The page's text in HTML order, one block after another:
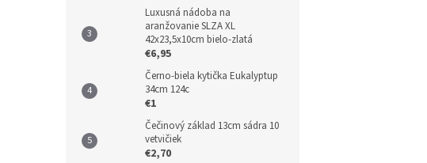
Luxusná nádoba na
aranžovanie SLZA XL
42x23,5x10cm bielo-zlatá
€6,95
Černo-biela kytička Eukalyptup
34cm 124c
€1
Čečinový základ 13cm sádra 10
vetvičiek
€2,70